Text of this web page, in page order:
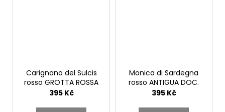
Carignano del Sulcis
rosso GROTTA ROSSA
DOC.
395 Kč
Monica di Sardegna
rosso ANTIGUA DOC.
Santadi
395 Kč